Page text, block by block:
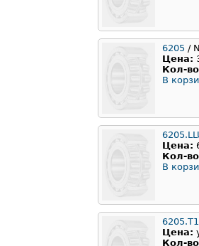
6205 /
Цена:
Кол-
В
Цена:
Кол-
В
Цена:
Кол-